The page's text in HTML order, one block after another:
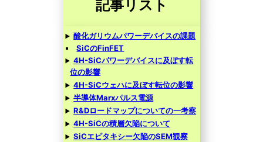
記事リスト
酸化ガリウムパワーデバイスの課題
SiCのFinFET
4H-SiCパワーデバイスに及ぼす転
位の影響
4H-SiCウェハに及ぼす転位の影響
半導体Marxパルス電源
R&Dロードマップについての一考察
4H-SiCの積層欠陥について
SiCエピタキシー欠陥のSEM観察